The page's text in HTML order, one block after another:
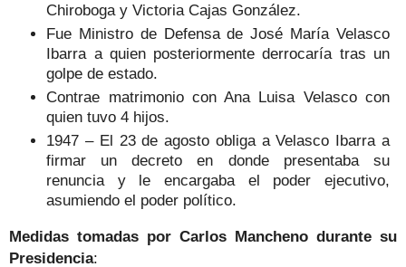
Chiroboga y Victoria Cajas González.
Fue Ministro de Defensa de José María Velasco
Ibarra a quien posteriormente derrocaría tras un
golpe de estado.
Contrae matrimonio con Ana Luisa Velasco con
quien tuvo 4 hijos.
1947 – El 23 de agosto obliga a Velasco Ibarra a
firmar un decreto en donde presentaba su
renuncia y le encargaba el poder ejecutivo,
asumiendo el poder político.
Medidas tomadas por Carlos Mancheno durante su
Presidencia: